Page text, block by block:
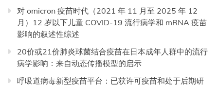
对 omicron 疫苗时代（2021 年 11 月至 2025 年 12
月）12 岁以下儿童 COVID-19 流行病学和 mRNA 疫苗
影响的叙述性综述
20价或21价肺炎球菌结合疫苗在日本成年人群中的流行
病学影响：来自动态传播模型的启示
呼吸道病毒新型疫苗平台：已获许可疫苗和处于后期研